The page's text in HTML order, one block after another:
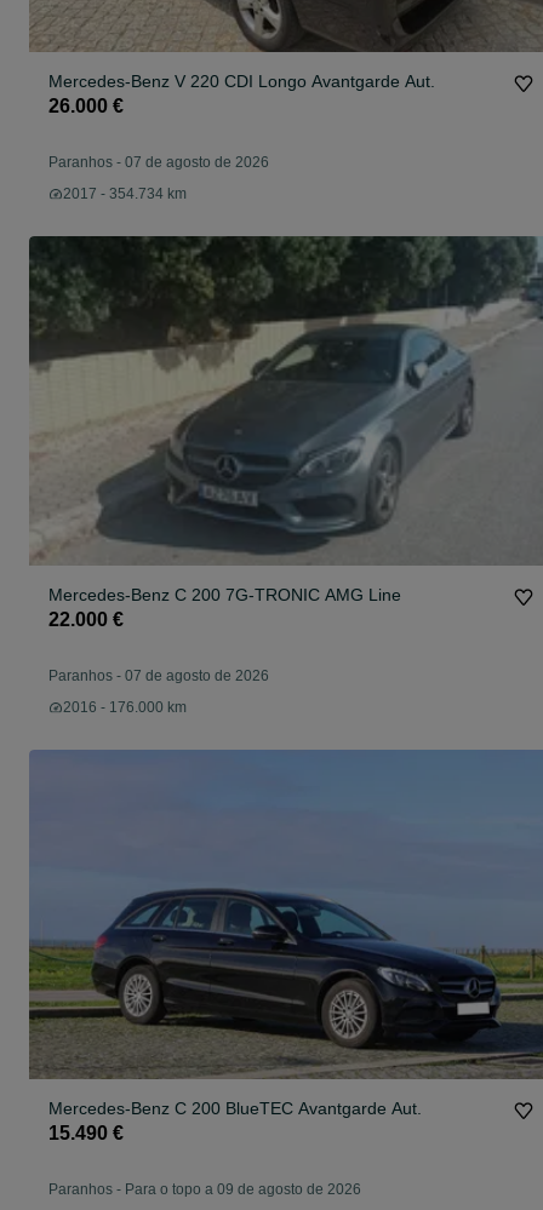
Mercedes-Benz V 220 CDI Longo Avantgarde Aut.
26.000 €
Paranhos - 07 de agosto de 2026
2017 - 354.734 km
Mercedes-Benz C 200 7G-TRONIC AMG Line
22.000 €
Paranhos - 07 de agosto de 2026
2016 - 176.000 km
Mercedes-Benz C 200 BlueTEC Avantgarde Aut.
15.490 €
Paranhos - Para o topo a 09 de agosto de 2026